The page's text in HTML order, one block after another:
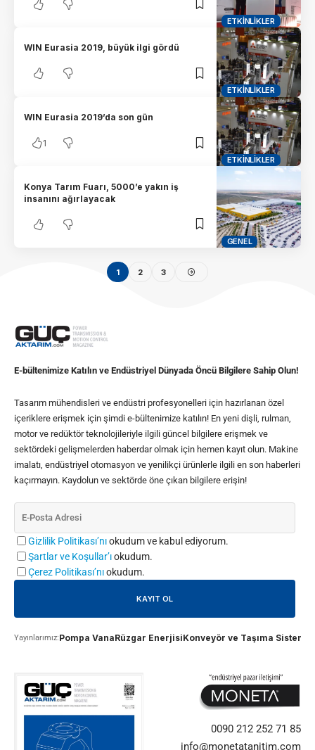
ETKINLIKLER
ETKINLIKLER
WIN Eurasia 2019, büyük ilgi gördü
ETKINLIKLER
WIN Eurasia 2019’da son gün
1
GENEL
Konya Tarım Fuarı, 5000’e yakın iş
insanını ağırlayacak
1 2 3
E-bültenimize Katılın ve Endüstriyel Dünyada Öncü Bilgilere Sahip Olun!
Tasarım mühendisleri ve endüstri profesyonelleri için hazırlanan özel
içeriklere erişmek için şimdi e-bültenimize katılın! En yeni dişli, rulman,
motor ve redüktör teknolojileriyle ilgili güncel bilgilere erişmek ve
sektördeki gelişmelerden haberdar olmak için hemen kayıt olun. Makine
imalatı, endüstriyel otomasyon ve yenilikçi ürünlerle ilgili en son haberleri
kaçırmayın. Kaydolun ve sektörde öne çıkan bilgilere erişin!
Gizlilik Politikası’nıokudum ve kabul ediyorum.
Şartlar ve Koşullar’ıokudum.
Çerez Politikası’nıokudum.
Yayınlarımız:Pompa VanaRüzgar EnerjisiKonveyör ve Taşıma
0090 212 252 71 85
info@monetatanitim.com